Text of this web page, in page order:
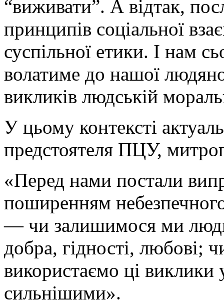
“виживати”. А відтак,
принципів соціальної
суспільної етики. І нам
волатиме до нашої
викликів людській
У цьому контексті
предстоятеля ПЦУ,
«Перед нами постали
поширенням
— чи залишимося ми
добра, гідності, любові;
використаємо ці виклики
сильнішими».